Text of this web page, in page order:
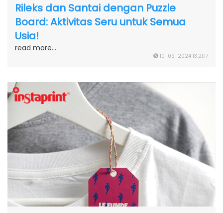
Rileks dan Santai dengan Puzzle
Board: Aktivitas Seru untuk Semua
Usia!
read more...
10-09-2024 13:21:17